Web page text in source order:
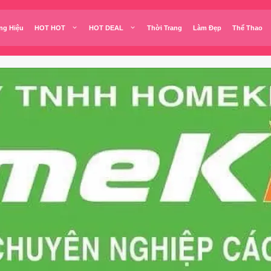
Hiệu HOT HOT HOT DEAL Thời Trang Làm Đẹp Thể Thao